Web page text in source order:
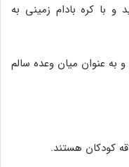
و با کره بادام زمینی به
به عنوان میان وعده سالم
کودکان هستند.